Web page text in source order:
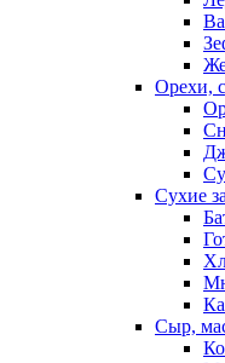
Орехи,
Сухие
Сыр,